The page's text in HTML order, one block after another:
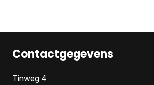
Contactgegevens
Tinweg 4